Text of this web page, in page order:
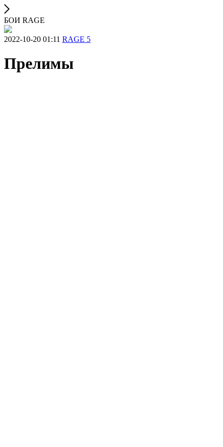
БОИ RAGE
2022-10-20 01:11 RAGE 5
Прелимы